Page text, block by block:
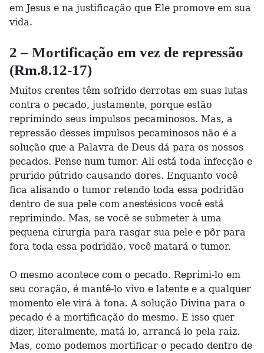
em Jesus e na justificação que Ele promove em sua
vida.
2 – Mortificação em vez de repressão
(Rm.8.12-17)
Muitos crentes têm sofrido derrotas em suas lutas
contra o pecado, justamente, porque estão
reprimindo seus impulsos pecaminosos. Mas, a
repressão desses impulsos pecaminosos não é a
solução que a Palavra de Deus dá para os nossos
pecados. Pense num tumor. Ali está toda infecção e
prurido pútrido causando dores. Enquanto você
fica alisando o tumor retendo toda essa podridão
dentro de sua pele com anestésicos você está
reprimindo. Mas, se você se submeter à uma
pequena cirurgia para rasgar sua pele e pôr para
fora toda essa podridão, você matará o tumor.
O mesmo acontece com o pecado. Reprimi-lo em
seu coração, é mantê-lo vivo e latente e a qualquer
momento ele virá à tona. A solução Divina para o
pecado é a mortificação do mesmo. E isso quer
dizer, literalmente, matá-lo, arrancá-lo pela raiz.
Mas, como podemos mortificar o pecado dentro de